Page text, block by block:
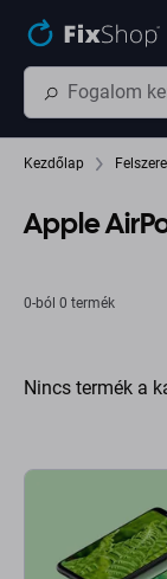
Kezdőlap
Apple
0-ból 0 termék
Nincs termék a